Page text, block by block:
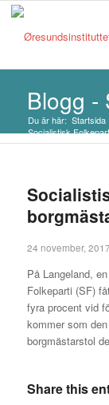
Blogg -
Du är här: Startsida
Socialistisk
24 november, 2017
På Langeland,
Folkeparti (SF)
fyra procent vid
kommer som
borgmästarstol
Share this